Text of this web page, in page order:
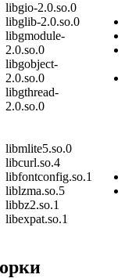
libgio-2.0.so.0
libglib-2.0.so.0
libgmodule-
2.0.so.0
libgobject-
2.0.so.0
libgthread-
2.0.so.0
libmlite5.so.0
libcurl.so.4
libfontconfig.so.1
liblzma.so.5
libbz2.so.1
libexpat.so.1